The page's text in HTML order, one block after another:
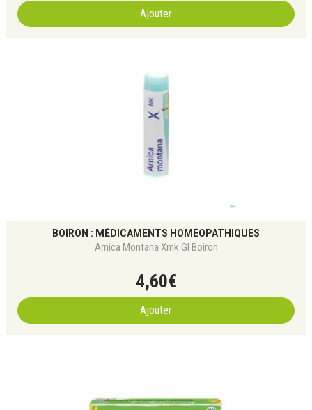
Ajouter
BOIRON : MÉDICAMENTS HOMÉOPATHIQUES
Arnica Montana Xmk Gl Boiron
4,60€
Ajouter